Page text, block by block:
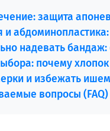
защита
и
надевать
почему
и избежать
вопросы (FAQ)